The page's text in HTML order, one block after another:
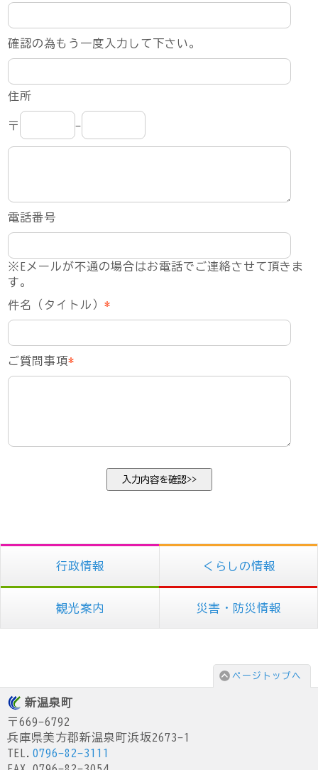
確認の為もう一度入力して下さい。
住所
〒 -
電話番号
※Eメールが不通の場合はお電話でご連絡させて頂きま
す。
件名（タイトル）*
ご質問事項*
行政情報 くらしの情報
観光案内 災害・防災情報
ページトップへ
新温泉町
〒669-6792
兵庫県美方郡新温泉町浜坂2673-1
TEL. 0796-82-3111